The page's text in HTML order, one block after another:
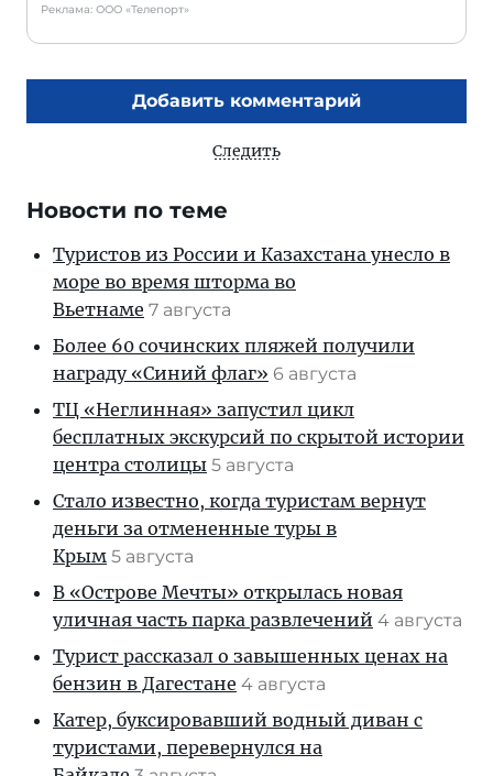
Реклама: ООО «Телепорт»
Добавить комментарий
Следить
Новости по теме
Туристов из России и Казахстана унесло в
море во время шторма во
Вьетнаме 7 августа
Более 60 сочинских пляжей получили
награду «Синий флаг» 6 августа
ТЦ «Неглинная» запустил цикл
бесплатных экскурсий по скрытой истории
центра столицы 5 августа
Стало известно, когда туристам вернут
деньги за отмененные туры в
Крым 5 августа
В «Острове Мечты» открылась новая
уличная часть парка развлечений 4 августа
Турист рассказал о завышенных ценах на
бензин в Дагестане 4 августа
Катер, буксировавший водный диван с
туристами, перевернулся на